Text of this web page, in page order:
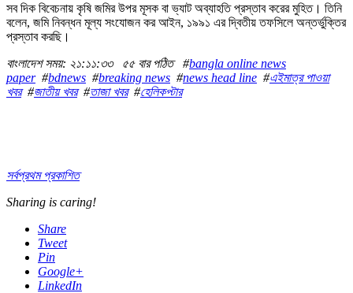
সব দিক বিবেচনায় কৃষি জমির উপর মূসক বা ভ্যাট অব্যাহতি প্রস্তাব করের মুহিত। তিনি
বলেন, জমি নিবন্ধন মূল্য সংযোজন কর আইন, ১৯৯১ এর দ্বিতীয় তফসিলে অন্তর্ভুক্তির
প্রস্তাব করছি।
বাংলাদেশ সময়: ২১:১১:৩৩
৫৫ বার পঠিত #bangla online news
paper#bdnews #breaking news #news head line #এইমাত্র পাওয়া
খবর#জাতীয় খবর#তাজা খবর#হেলিকপ্টার
সর্বপ্রথম প্রকাশিত
Sharing is caring!
Share
Tweet
Pin
Google+
LinkedIn